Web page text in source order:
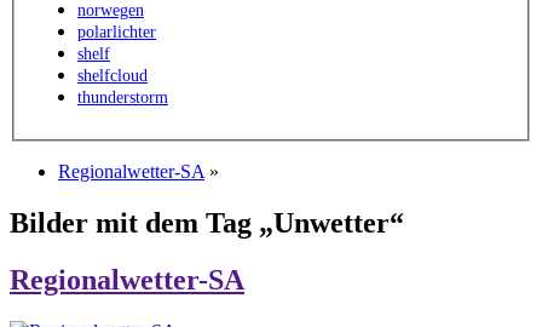
norwegen
polarlichter
shelf
shelfcloud
thunderstorm
Regionalwetter-SA »
Bilder mit dem Tag „Unwetter“
Regionalwetter-SA